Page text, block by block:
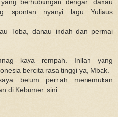
berhubungan dengan danau
spontan nyanyi lagu Yuliaus
Toba, danau indah dan permai
kaya rempah. Inilah yang
bercita rasa tinggi ya, Mbak.
belum pernah menemukan
di Kebumen sini.